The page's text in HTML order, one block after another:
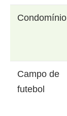
Condomínio
Campo de
futebol